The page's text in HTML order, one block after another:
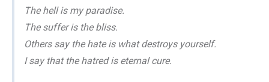
The hell is my paradise.
The suffer is the bliss.
Others say the hate is what destroys yourself.
I say that the hatred is eternal cure.